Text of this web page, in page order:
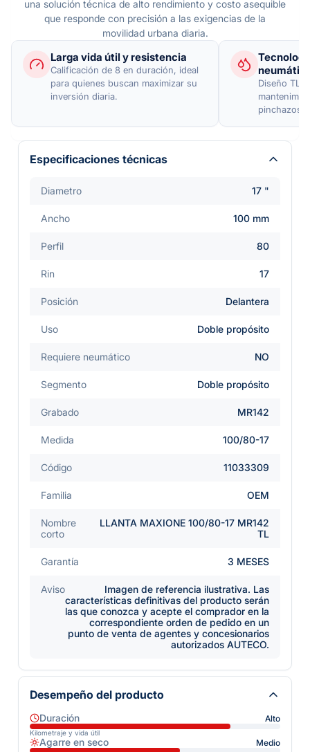
una solución técnica de alto rendimiento y costo asequible
que responde con precisión a las exigencias de la
movilidad urbana diaria.
Larga vida útil y resistencia
Calificación de 8 en duración, ideal
para quienes buscan maximizar su
inversión diaria.
Diseño TL
pinchazos
Especificaciones técnicas
Diametro 17 "
Ancho 100 mm
Perfil 80
Rin 17
Posición Delantera
Uso Doble propósito
Requiere neumático NO
Segmento Doble propósito
Grabado MR142
Medida 100/80-17
Código 11033309
Familia OEM
Nombre
corto
LLANTA MAXIONE 100/80-17 MR142
TL
Garantía 3 MESES
Aviso
Imagen de referencia ilustrativa. Las
características definitivas del producto serán
las que conozca y acepte el comprador en la
correspondiente orden de pedido en un
punto de venta de agentes y concesionarios
autorizados AUTECO.
Desempeño del producto
Duración Alto
Kilometraje y vida útil
Agarre en seco Medio